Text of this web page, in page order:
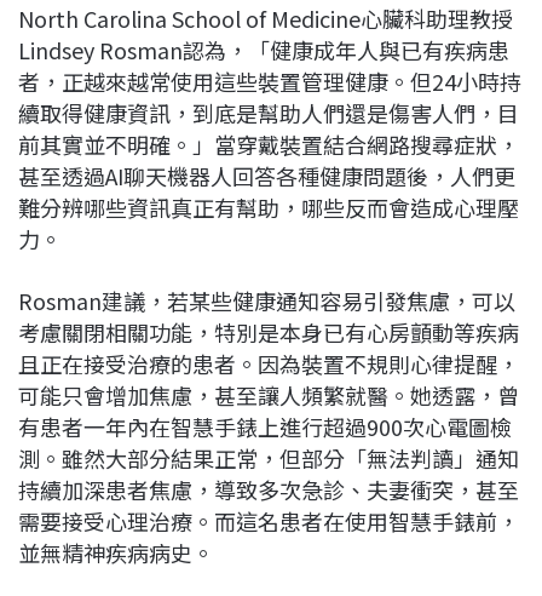
North Carolina School of Medicine心臟科助理教授
Lindsey Rosman認為，「健康成年人與已有疾病患
者，正越來越常使用這些裝置管理健康。但24小時持
續取得健康資訊，到底是幫助人們還是傷害人們，目
前其實並不明確。」當穿戴裝置結合網路搜尋症狀，
甚至透過AI聊天機器人回答各種健康問題後，人們更
難分辨哪些資訊真正有幫助，哪些反而會造成心理壓
力。
Rosman建議，若某些健康通知容易引發焦慮，可以
考慮關閉相關功能，特別是本身已有心房顫動等疾病
且正在接受治療的患者。因為裝置不規則心律提醒，
可能只會增加焦慮，甚至讓人頻繁就醫。她透露，曾
有患者一年內在智慧手錶上進行超過900次心電圖檢
測。雖然大部分結果正常，但部分「無法判讀」通知
持續加深患者焦慮，導致多次急診、夫妻衝突，甚至
需要接受心理治療。而這名患者在使用智慧手錶前，
並無精神疾病病史。